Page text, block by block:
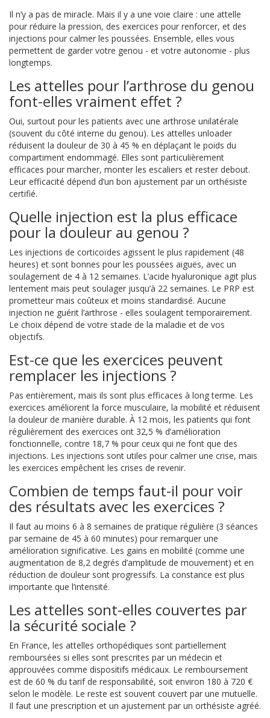
Il n’y a pas de miracle. Mais il y a une voie claire : une attelle
pour réduire la pression, des exercices pour renforcer, et des
injections pour calmer les poussées. Ensemble, elles vous
permettent de garder votre genou - et votre autonomie - plus
longtemps.
Les attelles pour l’arthrose du genou
font-elles vraiment effet ?
Oui, surtout pour les patients avec une arthrose unilatérale
(souvent du côté interne du genou). Les attelles unloader
réduisent la douleur de 30 à 45 % en déplaçant le poids du
compartiment endommagé. Elles sont particulièrement
efficaces pour marcher, monter les escaliers et rester debout.
Leur efficacité dépend d’un bon ajustement par un orthésiste
certifié.
Quelle injection est la plus efficace
pour la douleur au genou ?
Les injections de corticoïdes agissent le plus rapidement (48
heures) et sont bonnes pour les poussées aiguës, avec un
soulagement de 4 à 12 semaines. L’acide hyaluronique agit plus
lentement mais peut soulager jusqu’à 22 semaines. Le PRP est
prometteur mais coûteux et moins standardisé. Aucune
injection ne guérit l’arthrose - elles soulagent temporairement.
Le choix dépend de votre stade de la maladie et de vos
objectifs.
Est-ce que les exercices peuvent
remplacer les injections ?
Pas entièrement, mais ils sont plus efficaces à long terme. Les
exercices améliorent la force musculaire, la mobilité et réduisent
la douleur de manière durable. À 12 mois, les patients qui font
régulièrement des exercices ont 32,5 % d’amélioration
fonctionnelle, contre 18,7 % pour ceux qui ne font que des
injections. Les injections sont utiles pour calmer une crise, mais
les exercices empêchent les crises de revenir.
Combien de temps faut-il pour voir
des résultats avec les exercices ?
Il faut au moins 6 à 8 semaines de pratique régulière (3 séances
par semaine de 45 à 60 minutes) pour remarquer une
amélioration significative. Les gains en mobilité (comme une
augmentation de 8,2 degrés d’amplitude de mouvement) et en
réduction de douleur sont progressifs. La constance est plus
importante que l’intensité.
Les attelles sont-elles couvertes par
la sécurité sociale ?
En France, les attelles orthopédiques sont partiellement
remboursées si elles sont prescrites par un médecin et
approuvées comme dispositifs médicaux. Le remboursement
est de 60 % du tarif de responsabilité, soit environ 180 à 720 €
selon le modèle. Le reste est souvent couvert par une mutuelle.
Il faut une prescription et un ajustement par un orthésiste agréé.